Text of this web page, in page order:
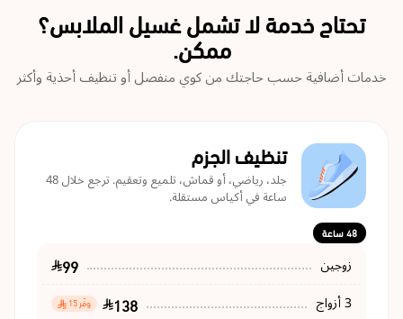
تحتاج خدمة لا تشمل غسيل الملابس؟
ممكن.
خدمات أضافية حسب حاجتك من كوي منفصل أو تنظيف أحذية وأكثر
تنظيف الجزم
جلد، رياضي، أو قماش، تلميع وتعقيم. ترجع خلال 48
ساعة في أكياس مستقلة.
48 ساعة
زوجين 99
3 أزواج 138 وفّر 15